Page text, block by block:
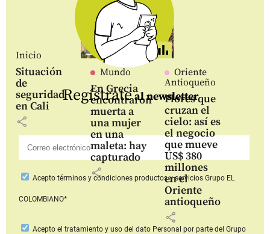
Inicio
Situación
de
seguridad
en Cali
share
Mundo
En Grecia
encontraron
muerta a
una mujer
en una
maleta: hay
capturado
share
Oriente
Antioqueño
Flores que
cruzan el
cielo: así es
el negocio
que mueve
US$ 380
millones
en el
Oriente
antioqueño
share
Regístrateal newsletter
Aceptotérminos y condiciones productos y serviciosGrupo EL
COLOMBIANO*
Acepto el tratamiento y uso del dato Personal por parte del Grupo